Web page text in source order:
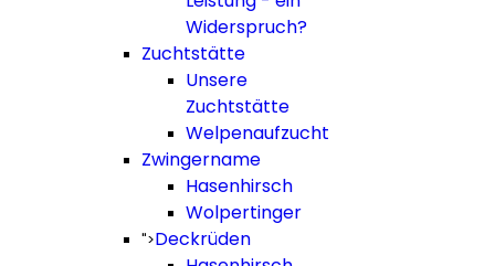
Widerspruch?
Zuchtstätte
Unsere
Zuchtstätte
Welpenaufzucht
Zwingername
Hasenhirsch
Wolpertinger
">Deckrüden